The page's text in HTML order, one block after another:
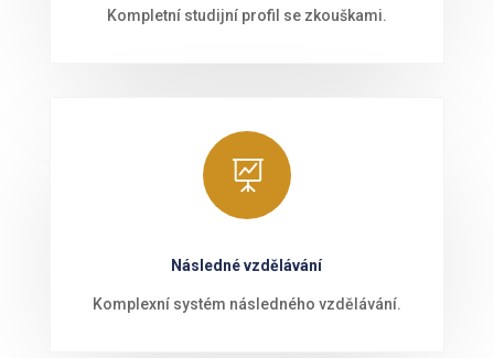
Kompletní studijní profil se zkouškami.

Následné vzdělávání
Komplexní systém následného vzdělávání.